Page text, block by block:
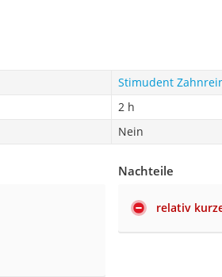
Stimudent
2 h
Nein
Nachteile
relativ